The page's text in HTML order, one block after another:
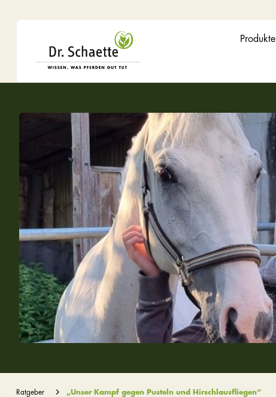
Produkte
Ratgeber „Unser Kampf gegen Pusteln und Hirschlausfliegen“